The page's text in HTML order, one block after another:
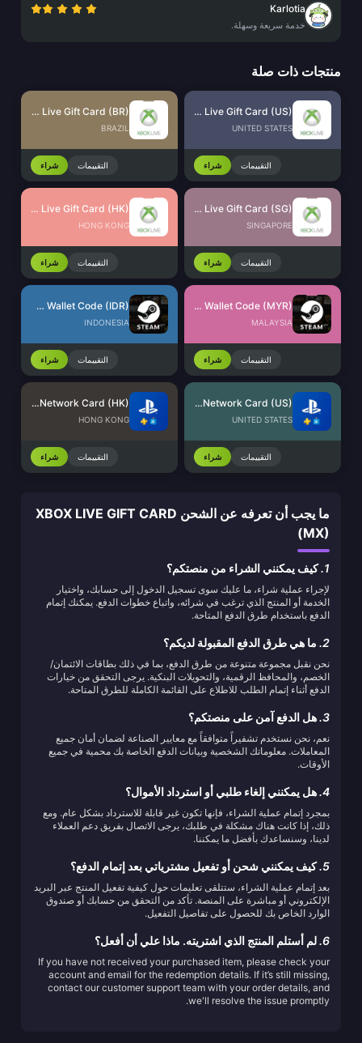
Karlotia
خدمة سريعة وسهلة.
منتجات ذات صلة
Xbox Live Gift Card (US)
UNITED STATES
التقييمات شراء
Xbox Live Gift Card (BR)
BRAZIL
التقييمات شراء
Xbox Live Gift Card (SG)
SINGAPORE
التقييمات شراء
Xbox Live Gift Card (HK)
HONG KONG
التقييمات شراء
Steam Wallet Code (MYR)
MALAYSIA
التقييمات شراء
Steam Wallet Code (IDR)
INDONESIA
التقييمات شراء
PlayStation Network Card (US)
UNITED STATES
التقييمات شراء
PlayStation Network Card (HK)
HONG KONG
التقييمات شراء
ما يجب أن تعرفه عن الشحن XBOX LIVE GIFT CARD
(MX)
1. كيف يمكنني الشراء من منصتكم؟
لإجراء عملية شراء، ما عليك سوى تسجيل الدخول إلى حسابك، واختيار
الخدمة أو المنتج الذي ترغب في شرائه، واتباع خطوات الدفع. يمكنك إتمام
الدفع باستخدام طرق الدفع المتاحة.
2. ما هي طرق الدفع المقبولة لديكم؟
نحن نقبل مجموعة متنوعة من طرق الدفع، بما في ذلك بطاقات الائتمان/
الخصم، والمحافظ الرقمية، والتحويلات البنكية. يرجى التحقق من خيارات
الدفع أثناء إتمام الطلب للاطلاع على القائمة الكاملة للطرق المتاحة.
3. هل الدفع آمن على منصتكم؟
نعم، نحن نستخدم تشفيراً متوافقاً مع معايير الصناعة لضمان أمان جميع
المعاملات. معلوماتك الشخصية وبيانات الدفع الخاصة بك محمية في جميع
الأوقات.
4. هل يمكنني إلغاء طلبي أو استرداد الأموال؟
بمجرد إتمام عملية الشراء، فإنها تكون غير قابلة للاسترداد بشكل عام. ومع
ذلك، إذا كانت هناك مشكلة في طلبك، يرجى الاتصال بفريق دعم العملاء
لدينا، وسنساعدك بأفضل ما يمكننا.
5. كيف يمكنني شحن أو تفعيل مشترياتي بعد إتمام الدفع؟
بعد إتمام عملية الشراء، ستتلقى تعليمات حول كيفية تفعيل المنتج عبر البريد
الإلكتروني أو مباشرة على المنصة. تأكد من التحقق من حسابك أو صندوق
الوارد الخاص بك للحصول على تفاصيل التفعيل.
6. لم أستلم المنتج الذي اشتريته. ماذا علي أن أفعل؟
If you have not received your purchased item, please check your
account and email for the redemption details. If it’s still missing,
contact our customer support team with your order details, and
we'll resolve the issue promptly.